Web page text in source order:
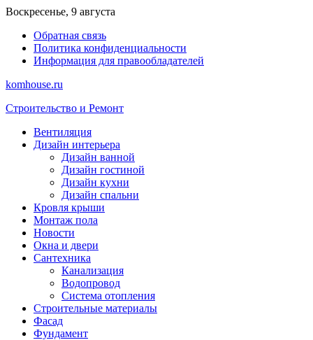
Перейти
содержимому
Воскресенье, 9 августа
Обратная связь
Политика конфиденциальности
Информация для правообладателей
komhouse.ru
Строительство и Ремонт
Вентиляция
Дизайн интерьера
Дизайн ванной
Дизайн гостиной
Дизайн кухни
Дизайн спальни
Кровля крыши
Монтаж пола
Новости
Окна и двери
Сантехника
Канализация
Водопровод
Система отопления
Строительные материалы
Фасад
Фундамент